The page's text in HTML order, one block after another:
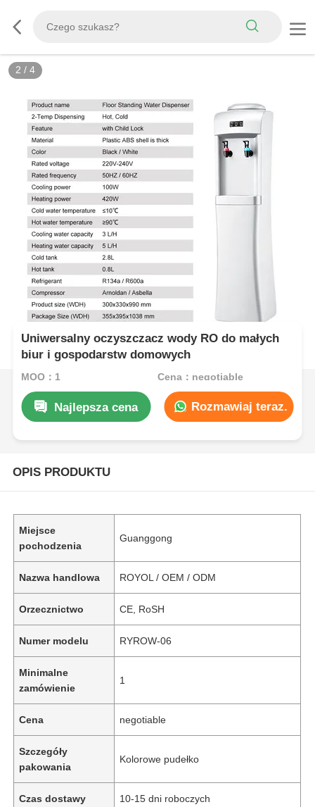
2 / 4
Uniwersalny oczyszczacz wody RO do małych
biur i gospodarstw domowych
MOQ：1 Cena：negotiable
Najlepsza cena Rozmawiaj teraz.
OPIS PRODUKTU
Miejsce
pochodzenia
Guanggong
Nazwa handlowa ROYOL / OEM / ODM
Orzecznictwo CE, RoSH
Numer modelu RYROW-06
Minimalne
zamówienie
1
Cena negotiable
Szczegóły
pakowania
Kolorowe pudełko
Czas dostawy 10-15 dni roboczych